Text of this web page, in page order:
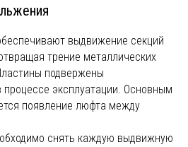
выдвижение секций
трение металлических
подвержены
процессе эксплуатации. Основным
появление люфта между
снять каждую выдвижную
примеры
стрел